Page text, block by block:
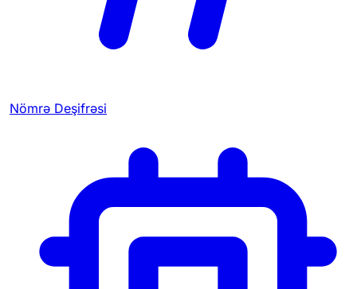
Nömrə Deşifrəsi